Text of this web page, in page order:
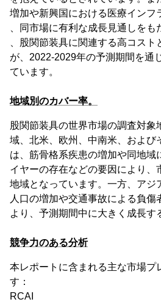
増加や新興国における医療インフ
、同市場に有利な成長見通しを
、股関節装具に関連する高コス
が、2022-2029年の予測期間を通
ています。
地域別のカバー率。
股関節装具の世界市場の調査対象
域、北米、欧州、中南米、および
は、筋骨格系疾患の増加や同地域
イヤーの存在などの要因により、
地域となっています。一方、アジ
人口の増加や交通事故による負傷
より、予測期間中に大きく成長す
競争力のある分析
本レポートに含まれる主な市場プ
す：
RCAI